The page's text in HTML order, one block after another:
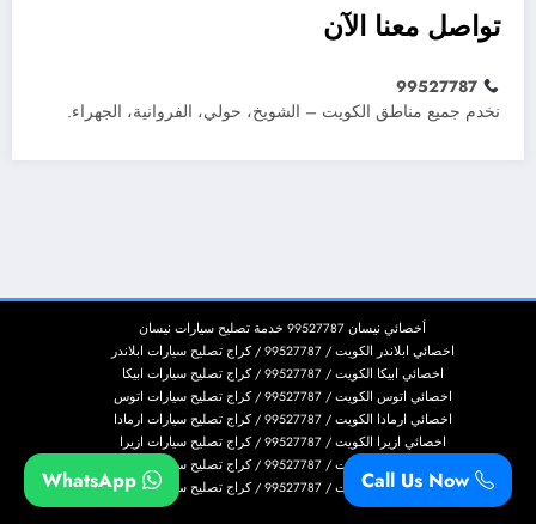
تواصل معنا الآن
99527787
نخدم جميع مناطق الكويت – الشويخ، حولي، الفروانية، الجهراء.
أخصائي نيسان 99527787 خدمة تصليح سيارات نيسان
اخصائي ابلاندر الكويت / 99527787 / كراج تصليح سيارات ابلاندر
اخصائي ابيكا الكويت / 99527787 / كراج تصليح سيارات ابيكا
اخصائي اتوس الكويت / 99527787 / كراج تصليح سيارات اتوس
اخصائي ارمادا الكويت / 99527787 / كراج تصليح سيارات ارمادا
اخصائي ازيرا الكويت / 99527787 / كراج تصليح سيارات ازيرا
اخصائي اسكاليد الكويت / 99527787 / كراج تصليح سيارات اسكاليد
اخصائي اسكيب الكويت / 99527787 / كراج تصليح سيارات اسكيب